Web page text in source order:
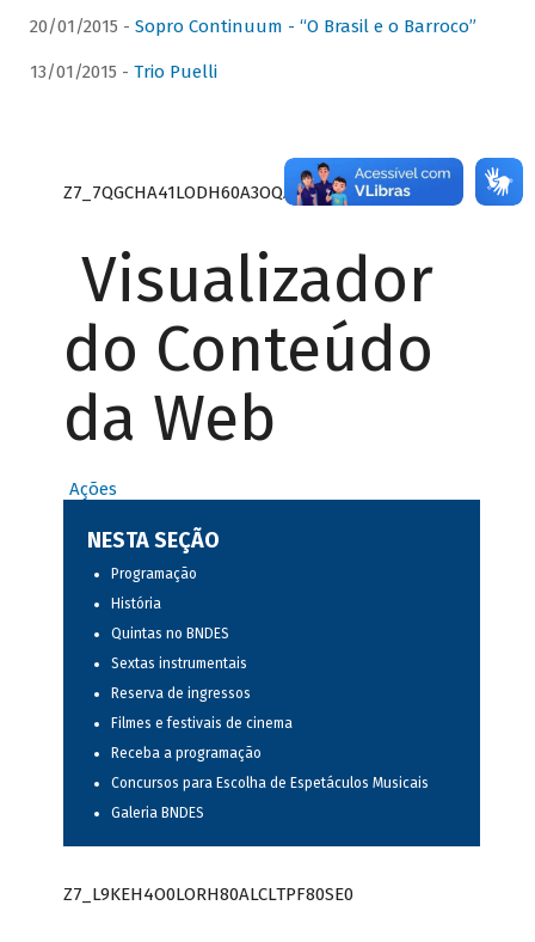
20/01/2015 - Sopro Continuum - “O Brasil e o Barroco”
13/01/2015 - Trio Puelli
Z7_7QGCHA41LODH60A3OQA8RN1415
Visualizador
do Conteúdo
da Web
Ações
NESTA SEÇÃO
Programação
História
Quintas no BNDES
Sextas instrumentais
Reserva de ingressos
Filmes e festivais de cinema
Receba a programação
Concursos para Escolha de Espetáculos Musicais
Galeria BNDES
Z7_L9KEH4O0LORH80ALCLTPF80SE0